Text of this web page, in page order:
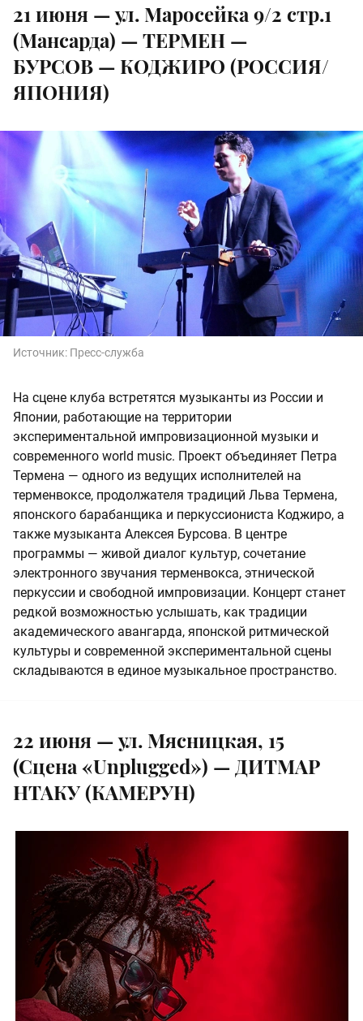
21 июня — ул. Маросейка 9/2 стр.1
(Мансарда) — ТЕРМЕН —
БУРСОВ — КОДЖИРО (РОССИЯ/
ЯПОНИЯ)
Источник: Пресс-служба
На сцене клуба встретятся музыканты из России и
Японии, работающие на территории
экспериментальной импровизационной музыки и
современного world music. Проект объединяет Петра
Термена — одного из ведущих исполнителей на
терменвоксе, продолжателя традиций Льва Термена,
японского барабанщика и перкуссиониста Коджиро, а
также музыканта Алексея Бурсова. В центре
программы — живой диалог культур, сочетание
электронного звучания терменвокса, этнической
перкуссии и свободной импровизации. Концерт станет
редкой возможностью услышать, как традиции
академического авангарда, японской ритмической
культуры и современной экспериментальной сцены
складываются в единое музыкальное пространство.
22 июня — ул. Мясницкая, 15
(Сцена «Unplugged») — ДИТМАР
НТАКУ (КАМЕРУН)